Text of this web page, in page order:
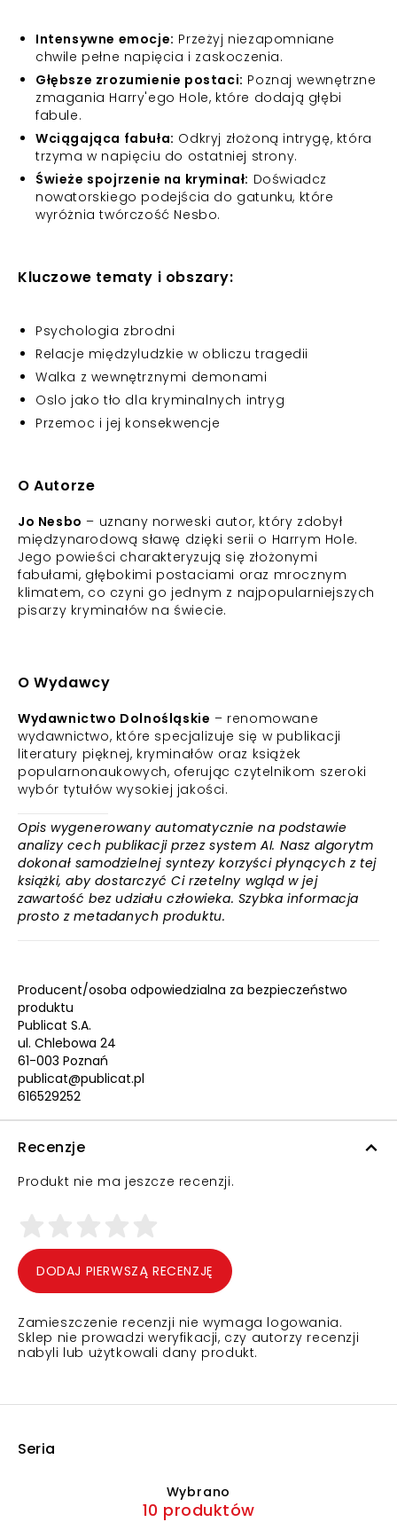
Intensywne emocje: Przeżyj niezapomniane
chwile pełne napięcia i zaskoczenia.
Głębsze zrozumienie postaci: Poznaj wewnętrzne
zmagania Harry'ego Hole, które dodają głębi
fabule.
Wciągająca fabuła: Odkryj złożoną intrygę, która
trzyma w napięciu do ostatniej strony.
Świeże spojrzenie na kryminał: Doświadcz
nowatorskiego podejścia do gatunku, które
wyróżnia twórczość Nesbo.
Kluczowe tematy i obszary:
Psychologia zbrodni
Relacje międzyludzkie w obliczu tragedii
Walka z wewnętrznymi demonami
Oslo jako tło dla kryminalnych intryg
Przemoc i jej konsekwencje
O Autorze
Jo Nesbo – uznany norweski autor, który zdobył
międzynarodową sławę dzięki serii o Harrym Hole.
Jego powieści charakteryzują się złożonymi
fabułami, głębokimi postaciami oraz mrocznym
klimatem, co czyni go jednym z najpopularniejszych
pisarzy kryminałów na świecie.
O Wydawcy
Wydawnictwo Dolnośląskie – renomowane
wydawnictwo, które specjalizuje się w publikacji
literatury pięknej, kryminałów oraz książek
popularnonaukowych, oferując czytelnikom szeroki
wybór tytułów wysokiej jakości.
Opis wygenerowany automatycznie na podstawie
analizy cech publikacji przez system AI. Nasz algorytm
dokonał samodzielnej syntezy korzyści płynących z tej
książki, aby dostarczyć Ci rzetelny wgląd w jej
zawartość bez udziału człowieka. Szybka informacja
prosto z metadanych produktu.
Producent/osoba odpowiedzialna za bezpieczeństwo
produktu
Publicat S.A.
ul. Chlebowa 24
61-003 Poznań
publicat@publicat.pl
616529252
Recenzje
Produkt nie ma jeszcze recenzji.
DODAJ PIERWSZĄ RECENZJĘ
Zamieszczenie recenzji nie wymaga logowania.
Sklep nie prowadzi weryfikacji, czy autorzy recenzji
nabyli lub użytkowali dany produkt.
Seria
Wybrano
10 produktów